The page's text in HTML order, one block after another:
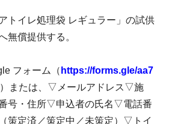
トイレ処理袋 レギュラー」の試供
無償提供する。
フォーム（ https://forms.gle/aa7
）または、▽メールアドレス▽施
号・住所▽申込者の氏名▽電話番
策定済／策定中／未策定）▽トイ